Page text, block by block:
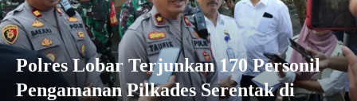
Polres Lobar Terjunkan 170 Personil
Pengamanan Pilkades Serentak di